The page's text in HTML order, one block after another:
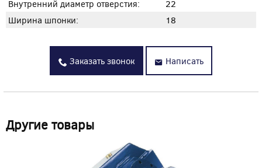
Внутренний диаметр отверстия:
22
Ширина шпонки:
18
Заказать звонок Написать
Другие товары